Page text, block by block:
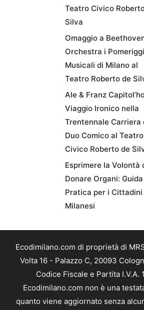
Teatro Civico
Silva
Omaggio a
Orchestra i Pomeriggi
Musicali di Milano al
Teatro Roberto de
Ale & Franz
Viaggio Ironico nella
Trentennale Carriera
Duo Comico al Teatro
Civico Roberto de
Esprimere la Volontà
Donare Organi: Guida
Pratica per i Cittadini
Milanesi
Ecodimilano.com di proprietà di
Volta 16 - Palazzo C, 20093
Codice Fiscale e Partita I.V.A.
Ecodimilano.com non è una
quanto viene aggiornato senza